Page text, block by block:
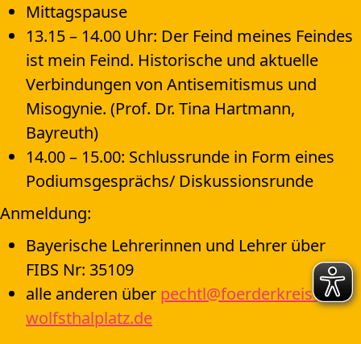
Mittagspause
13.15 – 14.00 Uhr: Der Feind meines Feindes
ist mein Feind. Historische und aktuelle
Verbindungen von Antisemitismus und
Misogynie. (Prof. Dr. Tina Hartmann,
Bayreuth)
14.00 – 15.00: Schlussrunde in Form eines
Podiumsgesprächs/ Diskussionsrunde
Anmeldung:
Bayerische Lehrerinnen und Lehrer über
FIBS Nr: 35109
alle anderen über pechtl@foerderkreis-
wolfsthalplatz.de